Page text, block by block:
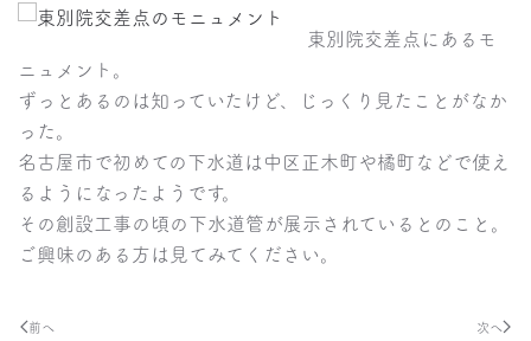
東別院交差点にあるモ
ニュメント。
ずっとあるのは知っていたけど、じっくり見たことがなか
った。
名古屋市で初めての下水道は中区正木町や橘町などで使え
るようになったようです。
その創設工事の頃の下水道管が展示されているとのこと。
ご興味のある方は見てみてください。
前へ 次へ